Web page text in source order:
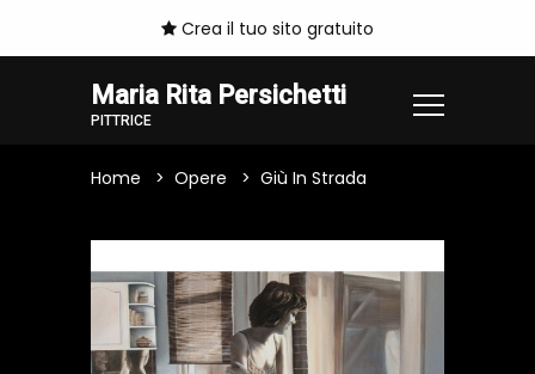
Crea il tuo sito gratuito
Maria Rita Persichetti
PITTRICE
Home Opere Giù In Strada